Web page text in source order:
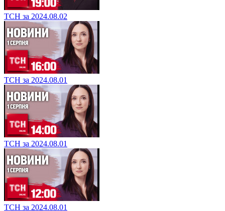
ТСН за 2024.08.02
ТСН за 2024.08.01
ТСН за 2024.08.01
ТСН за 2024.08.01